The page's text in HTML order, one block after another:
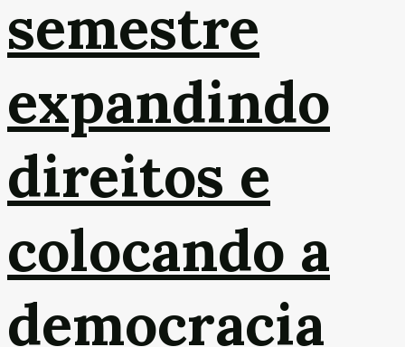
semestre
expandindo
direitos e
colocando a
democracia